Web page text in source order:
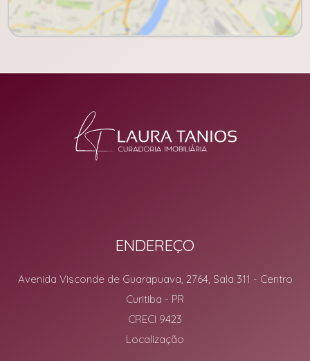
ENDEREÇO
Avenida Visconde de Guarapuava, 2764, Sala 311 - Centro
Curitiba - PR
CRECI 9423
Localização